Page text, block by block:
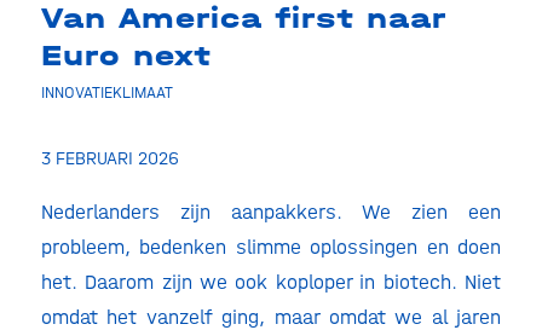
Van America first naar
Euro next
INNOVATIEKLIMAAT
3 FEBRUARI 2026
Nederlanders zijn aanpakkers. We zien een
probleem, bedenken slimme oplossingen en doen
het. Daarom zijn we ook koploper in biotech. Niet
omdat het vanzelf ging, maar omdat we al jaren